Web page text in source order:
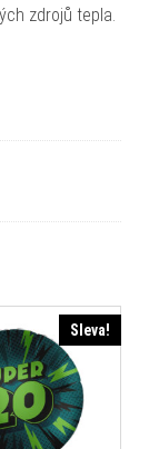
zdrojů tepla.
Sleva!